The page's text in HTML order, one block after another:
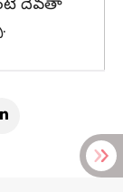
దేవతా